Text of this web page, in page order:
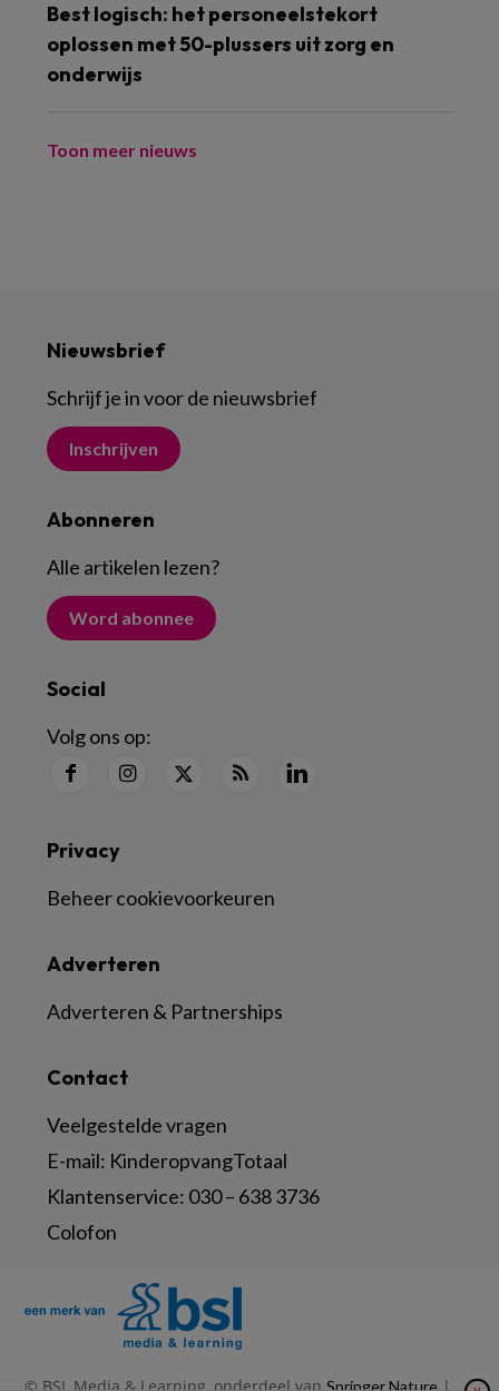
Best logisch: het personeelstekort
oplossen met 50-plussers uit zorg en
onderwijs
Toon meer nieuws
Nieuwsbrief
Schrijf je in voor de nieuwsbrief
Inschrijven
Abonneren
Alle artikelen lezen?
Word abonnee
Social
Volg ons op:
Contact
Veelgestelde vragen
E-mail: KinderopvangTotaal
Klantenservice: 030 – 638 3736
Colofon
Adverteren
Adverteren & Partnerships
Privacy
Beheer cookievoorkeuren
© BSL Media & Learning, onderdeel van Springer Nature |